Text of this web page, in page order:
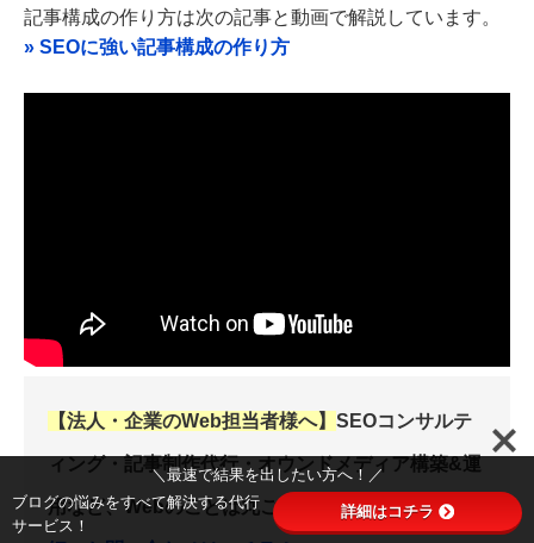
記事構成の作り方は次の記事と動画で解説しています。
» SEOに強い記事構成の作り方
【法人・企業のWeb担当者様へ】 SEOコンサルテ
ィング・記事制作代行・オウンドメディア構築&運
用など、Webのことは丸ごとお任せください。» 詳
＼最速で結果を出したい方へ！／
ブログの悩みをすべて解決する代行
サービス！
詳細はコチラ